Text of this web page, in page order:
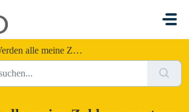
Inhalt gehen
alle meine Zahlungspartner automatisch erkannt?